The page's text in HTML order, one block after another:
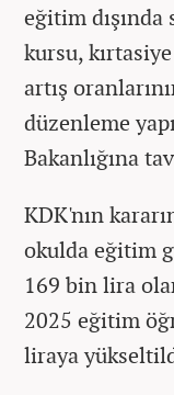
eğitim
kursu,
artış
düzenleme
Bakanlığına
KDK'nın
okulda eğitim
169 bin lira
2025 eğitim
liraya